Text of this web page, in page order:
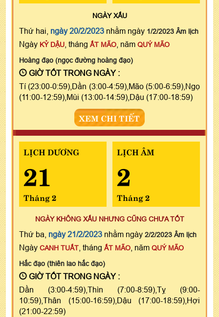
NGÀYXẤU
Thứ hai, ngày 20/2/2023 nhằm ngày 1/2/2023 Âm lịch
Ngày KỶ DẬU , tháng ẤT MÃO , năm QUÝ MÃO
Hoàng đạo (ngọc đường hoàng đạo)
GIỜ TỐT TRONG NGÀY :
Tí (23:00-0:59),Dần (3:00-4:59),Mão (5:00-6:59),Ngọ
(11:00-12:59),Mùi (13:00-14:59),Dậu (17:00-18:59)
XEM CHI TIẾT
LỊCH DƯƠNG
21
Tháng 2
LỊCH ÂM
2
Tháng 2
NGÀY KHÔNG XẤU NHƯNG CŨNG CHƯA TỐT
Thứ ba, ngày 21/2/2023 nhằm ngày 2/2/2023 Âm lịch
Ngày CANH TUẤT , tháng ẤT MÃO , năm QUÝ MÃO
Hắc đạo (thiên lao hắc đạo)
GIỜ TỐT TRONG NGÀY :
Dần (3:00-4:59),Thìn (7:00-8:59),Tỵ (9:00-
10:59),Thân (15:00-16:59),Dậu (17:00-18:59),Hợi
(21:00-22:59)